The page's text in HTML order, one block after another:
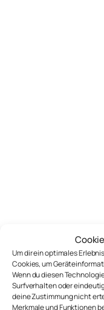
Um dir ein optimales
Cookies, um
Wenn du diesen
Surfverhalten oder
deine Zustimmung nicht
Merkmale und Funktionen
W